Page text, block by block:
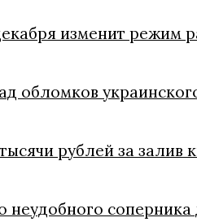
изменит режим
обломков
рублей за
неудобного соперника